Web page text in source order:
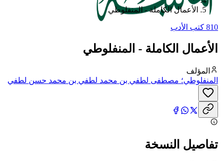
الأعمال الكاملة - المنفلوطي
810 كتب الأدب
الأعمال الكاملة - المنفلوطي
المؤلف
المنفلوطي؛ مصطفى لطفي بن محمد لطفي بن محمد حسن لطفي
المنفلوطي
تفاصيل النسخة